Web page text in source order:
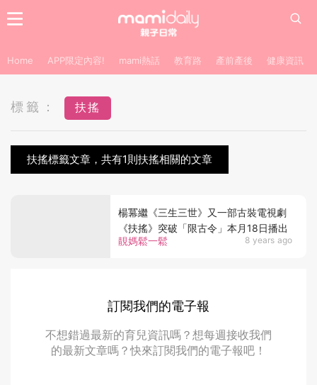
Home APP限定內容! mami熱話 教育路 產前產後 健康資訊
標籤： 扶搖
扶搖標籤文章，共有1則扶搖相關的文章
靚媽鬆一鬆 8 years ago
楊冪繼《三生三世》又一部古裝電視劇
《扶搖》突破「限古令」本月18日播出
訂閱我們的電子報
不想錯過最新的育兒資訊嗎？想每週接收我們
的最新文章嗎？快來訂閱我們的電子報吧！